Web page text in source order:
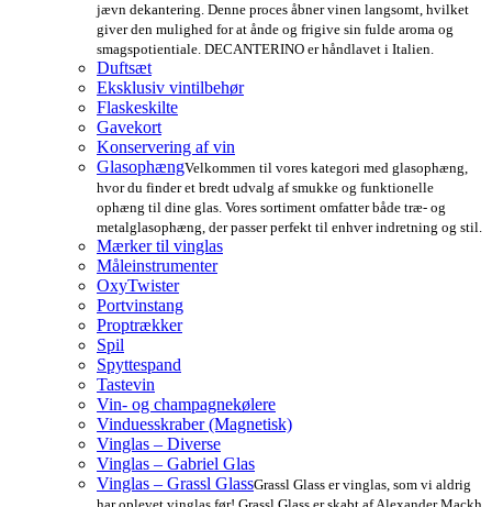
jævn dekantering. Denne proces åbner vinen langsomt, hvilket
giver den mulighed for at ånde og frigive sin fulde aroma og
smagspotientiale. DECANTERINO er håndlavet i Italien.
Duftsæt
Eksklusiv vintilbehør
Flaskeskilte
Gavekort
Konservering af vin
GlasophængVelkommen til vores kategori med glasophæng,
hvor du finder et bredt udvalg af smukke og funktionelle
ophæng til dine glas. Vores sortiment omfatter både træ- og
metalglasophæng, der passer perfekt til enhver indretning og stil.
Mærker til vinglas
Måleinstrumenter
OxyTwister
Portvinstang
Proptrækker
Spil
Spyttespand
Tastevin
Vin- og champagnekølere
Vinduesskraber (Magnetisk)
Vinglas – Diverse
Vinglas – Gabriel Glas
Vinglas – Grassl GlassGrassl Glass er vinglas, som vi aldrig